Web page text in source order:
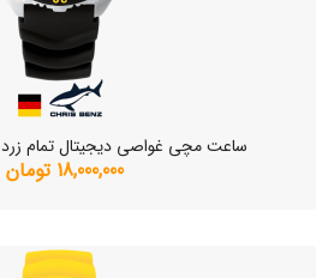
ساعت مچی غواصی دیجیتال تمام زرد CB-D200-Y-KBS
18,000,000 تومان